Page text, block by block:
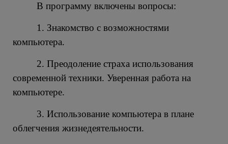
В программу включены вопросы:
1. Знакомство с возможностями
компьютера.
2. Преодоление страха использования
современной техники. Уверенная работа на
компьютере.
3. Использование компьютера в плане
облегчения жизнедеятельности.